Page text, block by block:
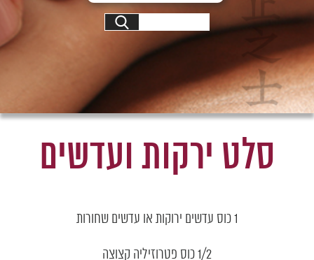
סלט ירקות ועדשים
1 כוס עדשים ירוקות או עדשים שחורות
1/2 כוס פטרוזיליה קצוצה